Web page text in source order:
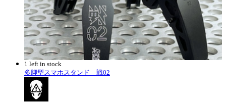
1 left in stock
多脚型スマホスタンド 戦02